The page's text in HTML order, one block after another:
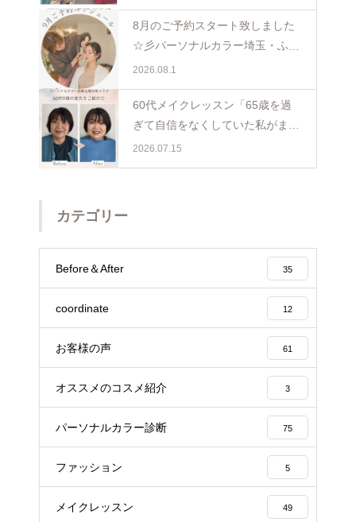
8月のご予約スタート致しました
☆彡パーソナルカラー埼玉・ふじ
み野
2026.08.1
60代メイクレッスン「65歳を過
ぎて自信をなくしていた私がまた
少し前を向けました☺️埼玉・ふじ
2026.07.15
カテゴリー
Before＆After 35
coordinate 12
お客様の声 61
オススメのコスメ紹介 3
パーソナルカラー診断 75
ファッション 5
メイクレッスン 49